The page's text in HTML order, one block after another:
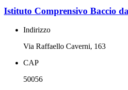
Istituto Comprensivo Baccio
Indirizzo
Via Raffaello Caverni, 163
CAP
50056